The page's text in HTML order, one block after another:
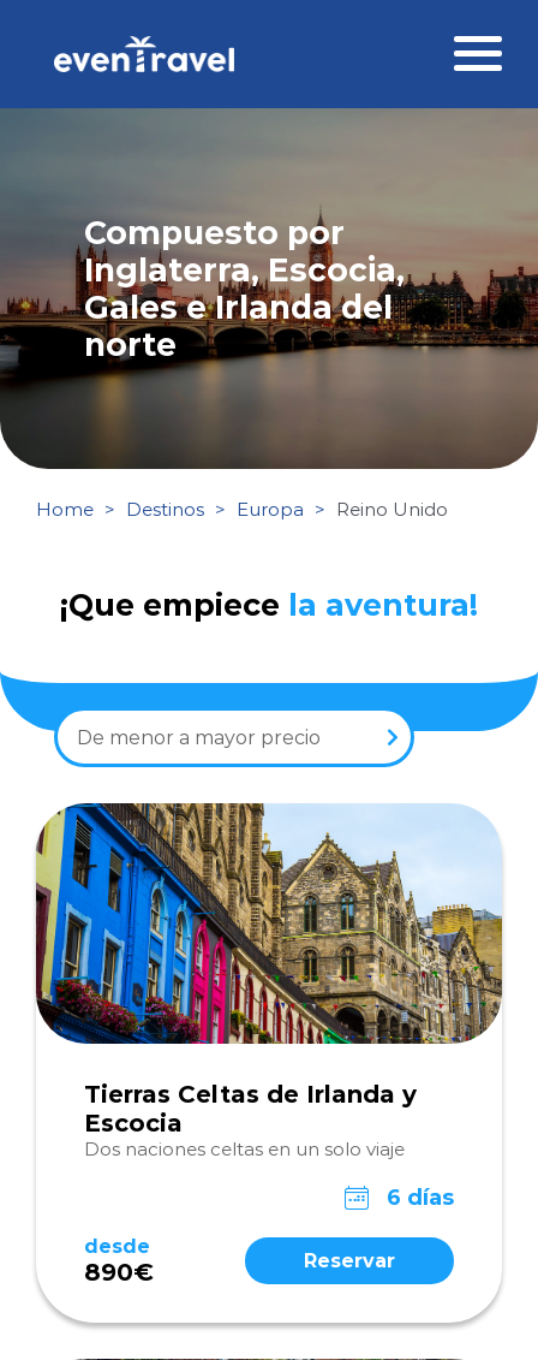
Viajes corporativos
Ofertas
Compuesto por
Inglaterra, Escocia,
Gales e Irlanda del
norte
Home Destinos Europa Reino Unido
¡Que empiece la aventura!
De menor a mayor precio
Tierras Celtas de Irlanda y
Escocia
Dos naciones celtas en un solo viaje
6 días
desde
890€ Reservar